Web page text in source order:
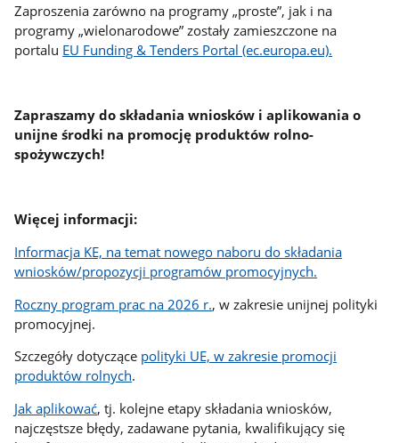
Zaproszenia zarówno na programy „proste”, jak i na
programy „wielonarodowe” zostały zamieszczone na
portalu EU Funding & Tenders Portal (ec.europa.eu).
Zapraszamy do składania wniosków i aplikowania o
unijne środki na promocję produktów rolno-
spożywczych!
Więcej informacji:
Informacja KE, na temat nowego naboru do składania
wniosków/propozycji programów promocyjnych.
Roczny program prac na 2026 r., w zakresie unijnej polityki
promocyjnej.
Szczegóły dotyczące polityki UE, w zakresie promocji
produktów rolnych.
Jak aplikować, tj. kolejne etapy składania wniosków,
najczęstsze błędy, zadawane pytania, kwalifikujący się